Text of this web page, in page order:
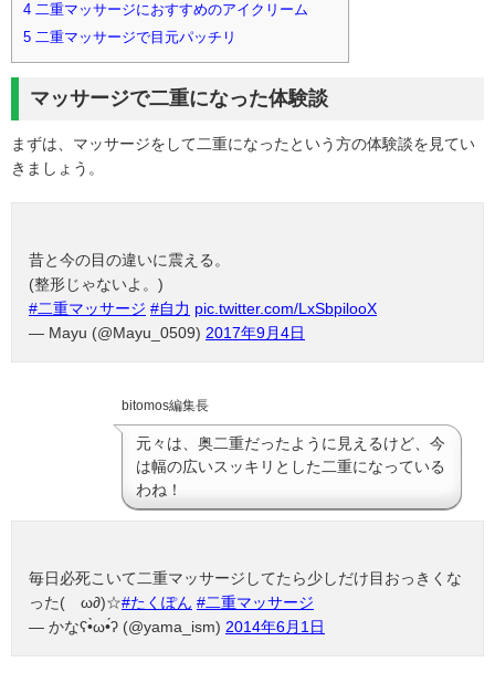
4 二重マッサージにおすすめのアイクリーム
5 二重マッサージで目元パッチリ
マッサージで二重になった体験談
まずは、マッサージをして二重になったという方の体験談を見てい
きましょう。
昔と今の目の違いに震える。
(整形じゃないよ。)
#二重マッサージ #自力 pic.twitter.com/LxSbpilooX
— Mayu (@Mayu_0509) 2017年9月4日
bitomos編集長
元々は、奥二重だったように見えるけど、今
は幅の広いスッキリとした二重になっている
わね！
毎日必死こいて二重マッサージしてたら少しだけ目おっきくな
った(ゝω∂)☆#たくぽん #二重マッサージ
— かなʕ•̀ω•́ʔ (@yama_ism) 2014年6月1日